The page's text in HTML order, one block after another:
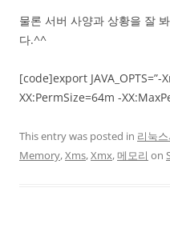
물론 서버 사양과 상황을 잘
다.^^
[code]export
XX:PermSize=64m -
This entry was posted in 리눅
Memory,Xms,Xmx,메모리 on